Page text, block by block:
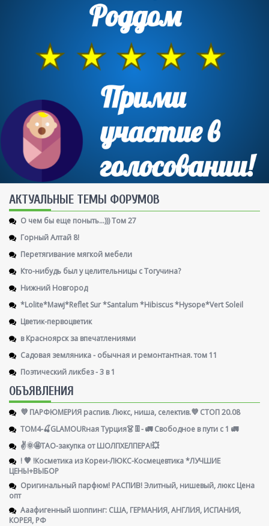
AКТУАЛЬНЫЕ ТЕМЫ ФОРУМОВ
О чем бы еще поныть...))) Том 27
Горный Алтай 8!
Перетягивание мягкой мебели
Кто-нибудь был у целительницы с Тогучина?
Нижний Новгород
*Lolite*Mawj*Reflet Sur *Santalum *Hibiscus *Hysope*Vert Soleil
Цветик-первоцветик
в Красноярск за впечатлениями
Садовая земляника - обычная и ремонтантная. том 11
Поэтический ликбез - 3 в 1
ОБЪЯВЛЕНИЯ
💜 ПАРФЮМЕРИЯ распив. Люкс, ниша, селектив.💜 СТОП 20.08
ТОМ4-🍒GLAMOURная Турция👗👖- 🚛 Свободное в пути с 1 🚛
✌️🌞🤩ТАО-закупка от ШОЛПХЕЛПЕРА!💥
! 🧡 !Косметика из Кореи-ЛЮКС-Космецевтика *ЛУЧШИЕ
ЦЕНЫ+ВЫБОР
Оригинальный парфюм! РАСПИВ! Элитный, нишевый, люкс Цена
опт
Ааафигенный шоппинг: США, ГЕРМАНИЯ, АНГЛИЯ, ИСПАНИЯ,
КОРЕЯ, РФ